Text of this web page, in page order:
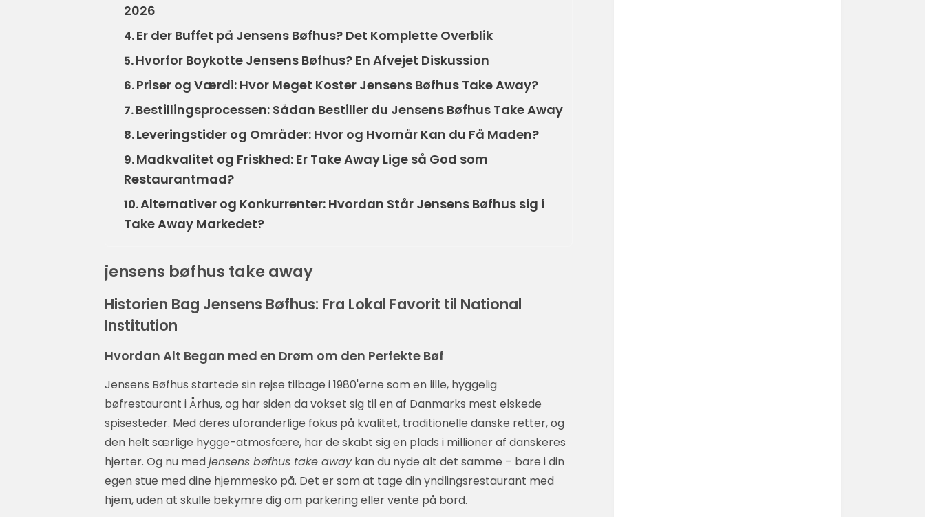
2026
4.Er der Buffet på Jensens Bøfhus? Det Komplette Overblik
5.Hvorfor Boykotte Jensens Bøfhus? En Afvejet Diskussion
6.Priser og Værdi: Hvor Meget Koster Jensens Bøfhus Take Away?
7.Bestillingsprocessen: Sådan Bestiller du Jensens Bøfhus Take Away
8.Leveringstider og Områder: Hvor og Hvornår Kan du Få Maden?
9.Madkvalitet og Friskhed: Er Take Away Lige så God som
Restaurantmad?
10.Alternativer og Konkurrenter: Hvordan Står Jensens Bøfhus sig i
Take Away Markedet?
jensens bøfhus take away
Historien Bag Jensens Bøfhus: Fra Lokal Favorit til National
Institution
Hvordan Alt Began med en Drøm om den Perfekte Bøf
Jensens Bøfhus startede sin rejse tilbage i 1980'erne som en lille, hyggelig
bøfrestaurant i Århus, og har siden da vokset sig til en af Danmarks mest elskede
spisesteder. Med deres uforanderlige fokus på kvalitet, traditionelle danske retter, og
den helt særlige hygge-atmosfære, har de skabt sig en plads i millioner af danskeres
hjerter. Og nu medjensens bøfhus take awaykan du nyde alt det samme – bare i din
egen stue med dine hjemmesko på. Det er som at tage din yndlingsrestaurant med
hjem, uden at skulle bekymre dig om parkering eller vente på bord.